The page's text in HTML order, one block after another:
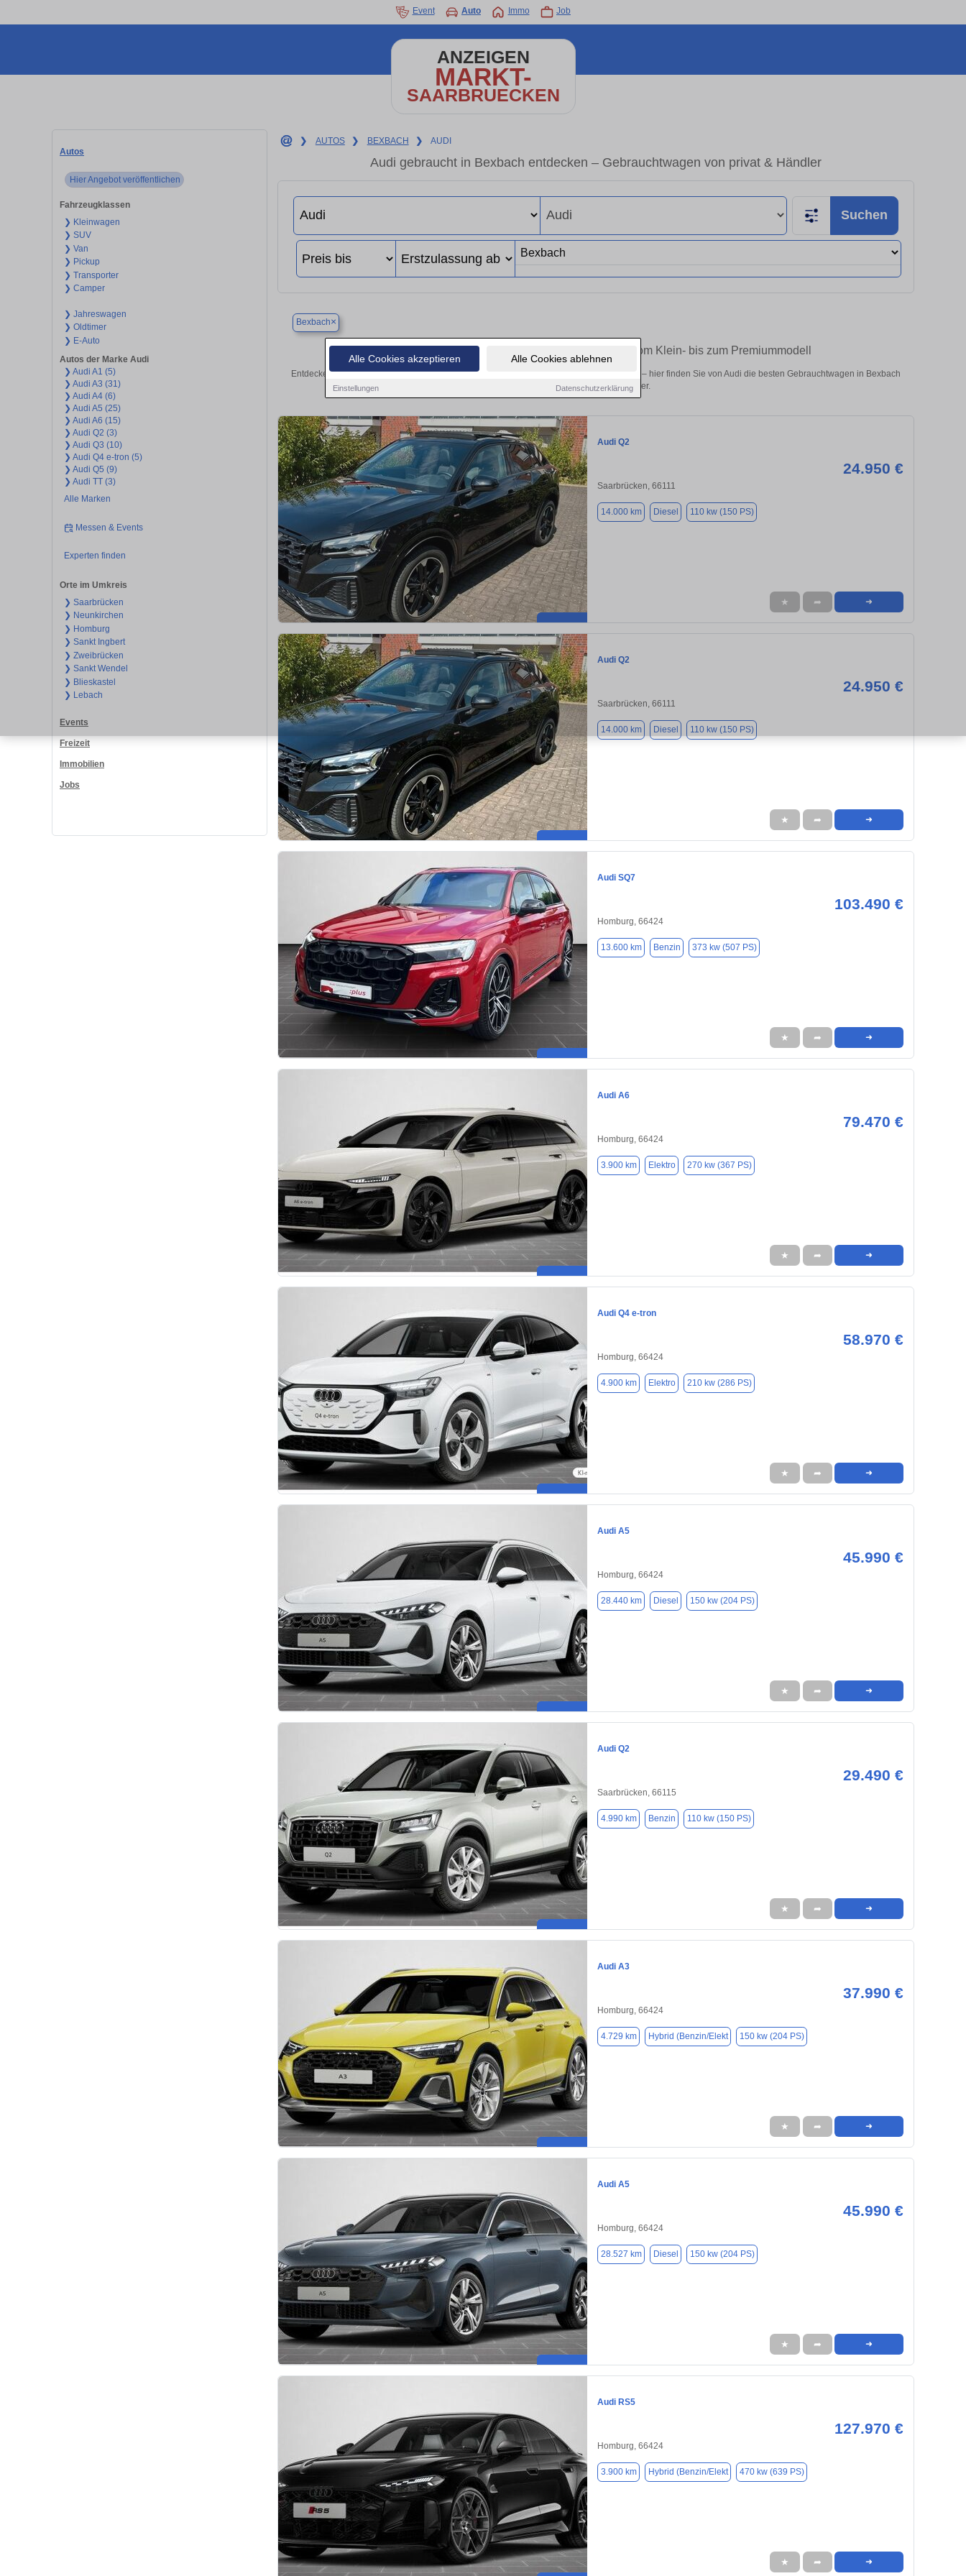
Alle Cookies akzeptieren Alle Cookies ablehnen
Einstellungen Datenschutzerklärung
Event Auto Immo Job
ANZEIGEN
MARKT-
SAARBRUECKEN
Autos
Hier Angebot veröffentlichen
Fahrzeugklassen
❯ Kleinwagen
❯ SUV
❯ Van
❯ Pickup
❯ Transporter
❯ Camper
❯ Jahreswagen
❯ Oldtimer
❯ E-Auto
Autos der Marke Audi
❯ Audi A1 (5)
❯ Audi A3 (31)
❯ Audi A4 (6)
❯ Audi A5 (25)
❯ Audi A6 (15)
❯ Audi Q2 (3)
❯ Audi Q3 (10)
❯ Audi Q4 e-tron (5)
❯ Audi Q5 (9)
❯ Audi TT (3)
Alle Marken
Messen & Events
Experten finden
Orte im Umkreis
❯ Saarbrücken
❯ Neunkirchen
❯ Homburg
❯ Sankt Ingbert
❯ Zweibrücken
❯ Sankt Wendel
❯ Blieskastel
❯ Lebach
Events
Freizeit
Immobilien
Jobs
❯ AUTOS ❯ BEXBACH ❯ AUDI
Audi gebraucht in Bexbach entdecken – Gebrauchtwagen von privat & Händler
Suchen
Bexbach×
Finden Sie in Bexbach Ihren gebrauchten Audi – vom Klein- bis zum Premiummodell
Entdecken Sie in Bexbach gebrauchte Audi Fahrzeuge. Von Kleinwagen bis hin zum SUV – hier finden Sie von Audi die besten Gebrauchtwagen in Bexbach
von privat und vom Händler.
Audi Q2
24.950 €
Saarbrücken, 66111
14.000 km Diesel 110 kw (150 PS)
★ ➦ ➜
Audi Q2
24.950 €
Saarbrücken, 66111
14.000 km Diesel 110 kw (150 PS)
★ ➦ ➜
Audi SQ7
103.490 €
Homburg, 66424
13.600 km Benzin 373 kw (507 PS)
★ ➦ ➜
Audi A6
79.470 €
Homburg, 66424
3.900 km Elektro 270 kw (367 PS)
★ ➦ ➜
Audi Q4 e-tron
58.970 €
Homburg, 66424
4.900 km Elektro 210 kw (286 PS)
★ ➦ ➜
Audi A5
45.990 €
Homburg, 66424
28.440 km Diesel 150 kw (204 PS)
★ ➦ ➜
Audi Q2
29.490 €
Saarbrücken, 66115
4.990 km Benzin 110 kw (150 PS)
★ ➦ ➜
Audi A3
37.990 €
Homburg, 66424
4.729 km Hybrid (Benzin/Elekt 150 kw (204 PS)
★ ➦ ➜
Audi A5
45.990 €
Homburg, 66424
28.527 km Diesel 150 kw (204 PS)
★ ➦ ➜
Audi RS5
127.970 €
Homburg, 66424
3.900 km Hybrid (Benzin/Elekt 470 kw (639 PS)
★ ➦ ➜